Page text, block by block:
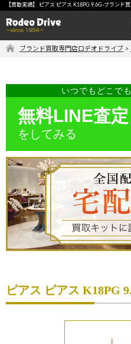
【買取実績】 ピアス ピアス K18PG 9.6G-ブランド
ピアス ピアス K18PG 9.6G-ブランド買取なら高価買取の
無料
ご自宅にいながら
宅
手間なく安全
出
買取サービスのご案内
ブランド買取専門店ロデオドライブ >
いつでもどこで
無料LINE査定
をしてみる
ピアス ピアス K18PG